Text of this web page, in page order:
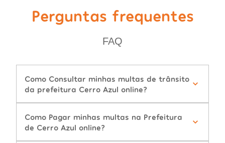
Perguntas frequentes
FAQ
Como Consultar minhas multas de trânsito
da prefeitura Cerro Azul online?
Como Pagar minhas multas na Prefeitura
de Cerro Azul online?